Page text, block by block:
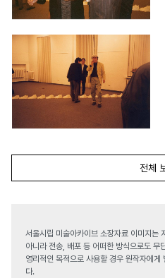
전체
서울시립 미술아카이브 소장자료 이미지는
아니라 전송, 배포 등 어떠한 방식으로도 무
영리적인 목적으로 사용할 경우 원작자에
다.